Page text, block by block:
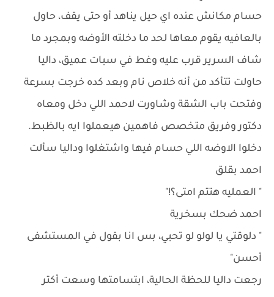
حسام مكانش عنده اي حيل يناهد أو حتى يقف، حاول
بالعافيه يقوم معاها لحد ما دخلته الأوضه وبمجرد ما
شاف السرير قرب عليه وغط في سبات عميق، داليا
حاولت تتأكد من أنه خلاص نام وبعد كده خرجت بسرعة
وفتحت باب الشقة وشاورت لاحمد اللي دخل ومعاه
دكتور وفريق متخصص فاهمين هيعملوا ايه بالظبط.
دخلوا الاوضه اللي حسام فيها واشتغلوا وداليا سألت
احمد بقلق
" العمليه هتتم امتى؟!"
احمد ضحك بسخرية
" دلوقتي يا لولو لو تحبي، بس انا بقول في المستشفى
أحسن"
رجعت داليا للحظة الحالية، ابتسامتها وسعت أكتر